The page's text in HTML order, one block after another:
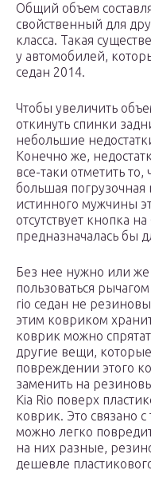
Общий объем
свойственный для
класса. Такая
у автомобилей,
седан 2014.
Чтобы увеличить
откинуть спинки
небольшие
Конечно же,
все-таки отметить то,
большая
истинного мужчины
отсутствует кнопка
предназначалась бы
Без нее нужно или
пользоваться
rio седан не
этим ковриком
коврик можно
другие вещи,
повреждении этого
заменить на
Kia Rio поверх
коврик. Это связано
можно легко
на них разные,
дешевле